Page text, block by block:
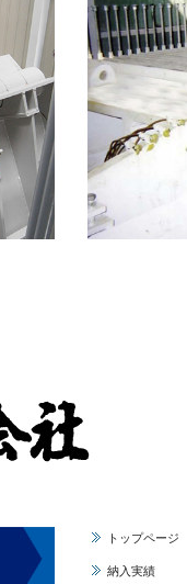
トップページ
納入実績